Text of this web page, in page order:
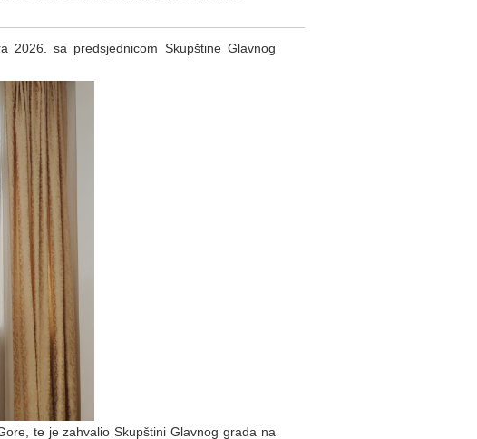
2026. sa predsjednicom Skupštine Glavnog
te je zahvalio Skupštini Glavnog grada na